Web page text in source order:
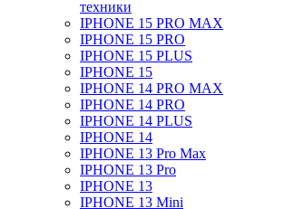
техники
IPHONE 15 PRO MAX
IPHONE 15 PRO
IPHONE 15 PLUS
IPHONE 15
IPHONE 14 PRO MAX
IPHONE 14 PRO
IPHONE 14 PLUS
IPHONE 14
IPHONE 13 Pro Max
IPHONE 13 Pro
IPHONE 13
IPHONE 13 Mini